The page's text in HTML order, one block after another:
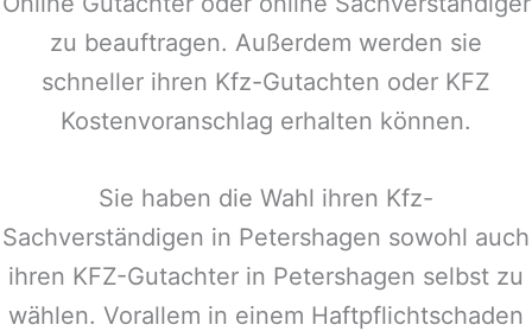
zu beauftragen. Außerdem werden sie
schneller ihren Kfz-Gutachten oder KFZ
Kostenvoranschlag erhalten können.
Sie haben die Wahl ihren Kfz-
Sachverständigen in Petershagen sowohl auch
ihren KFZ-Gutachter in Petershagen selbst zu
wählen. Vorallem in einem Haftpflichtschaden